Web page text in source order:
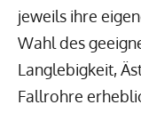
jeweils ihre
Wahl des
Langlebigkeit,
Fallrohre